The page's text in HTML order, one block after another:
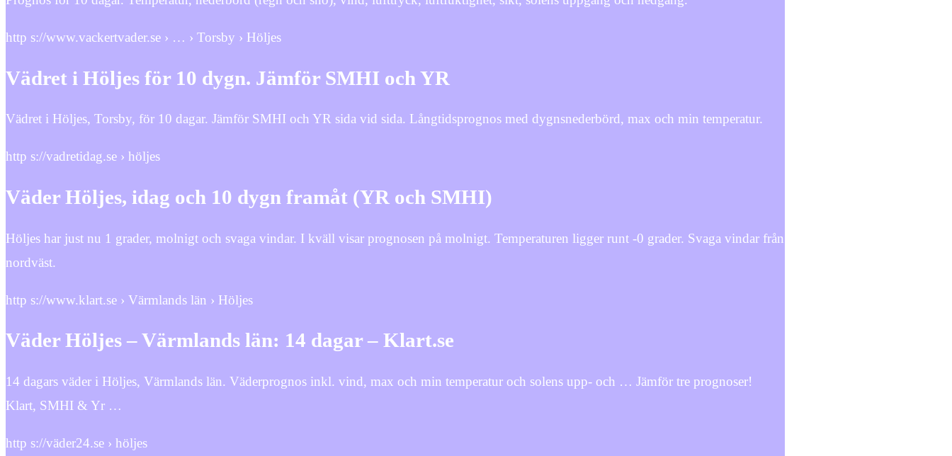
http s://www.vackertvader.se › … › Torsby › Höljes
Vädret i Höljes för 10 dygn. Jämför SMHI och YR
Vädret i Höljes, Torsby, för 10 dagar. Jämför SMHI och YR sida vid sida. Långtidsprognos med dygnsnederbörd, max och min temperatur.
http s://vadretidag.se › höljes
Väder Höljes, idag och 10 dygn framåt (YR och SMHI)
Höljes har just nu 1 grader, molnigt och svaga vindar. I kväll visar prognosen på molnigt. Temperaturen ligger runt -0 grader. Svaga vindar från
nordväst.
http s://www.klart.se › Värmlands län › Höljes
Väder Höljes – Värmlands län: 14 dagar – Klart.se
14 dagars väder i Höljes, Värmlands län. Väderprognos inkl. vind, max och min temperatur och solens upp- och … Jämför tre prognoser!
Klart, SMHI & Yr …
http s://väder24.se › höljes